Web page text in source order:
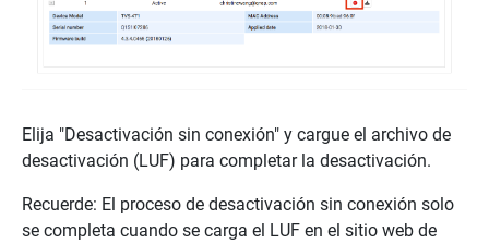
Elija "Desactivación sin conexión" y cargue el archivo de
desactivación (LUF) para completar la desactivación.
Recuerde: El proceso de desactivación sin conexión solo
se completa cuando se carga el LUF en el sitio web de